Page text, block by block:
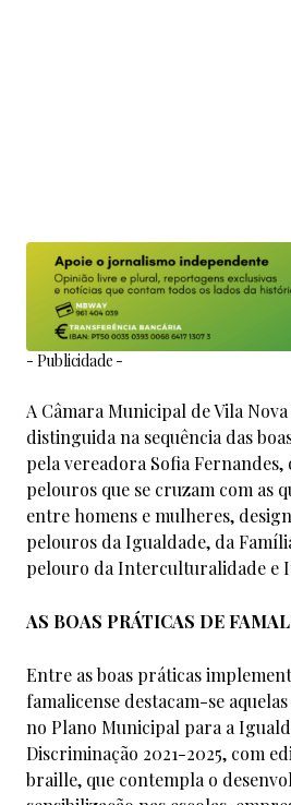
- Publicidade -
A Câmara Municipal de Vila
distinguida na sequência das
pela vereadora Sofia Fernandes,
pelouros que se cruzam com as
entre homens e mulheres,
pelouros da Igualdade, da
pelouro da Interculturalidade e
AS BOAS PRÁTICAS DE
Entre as boas práticas
famalicense destacam-se
no Plano Municipal para a
Discriminação 2021-2025, com
braille, que contempla o